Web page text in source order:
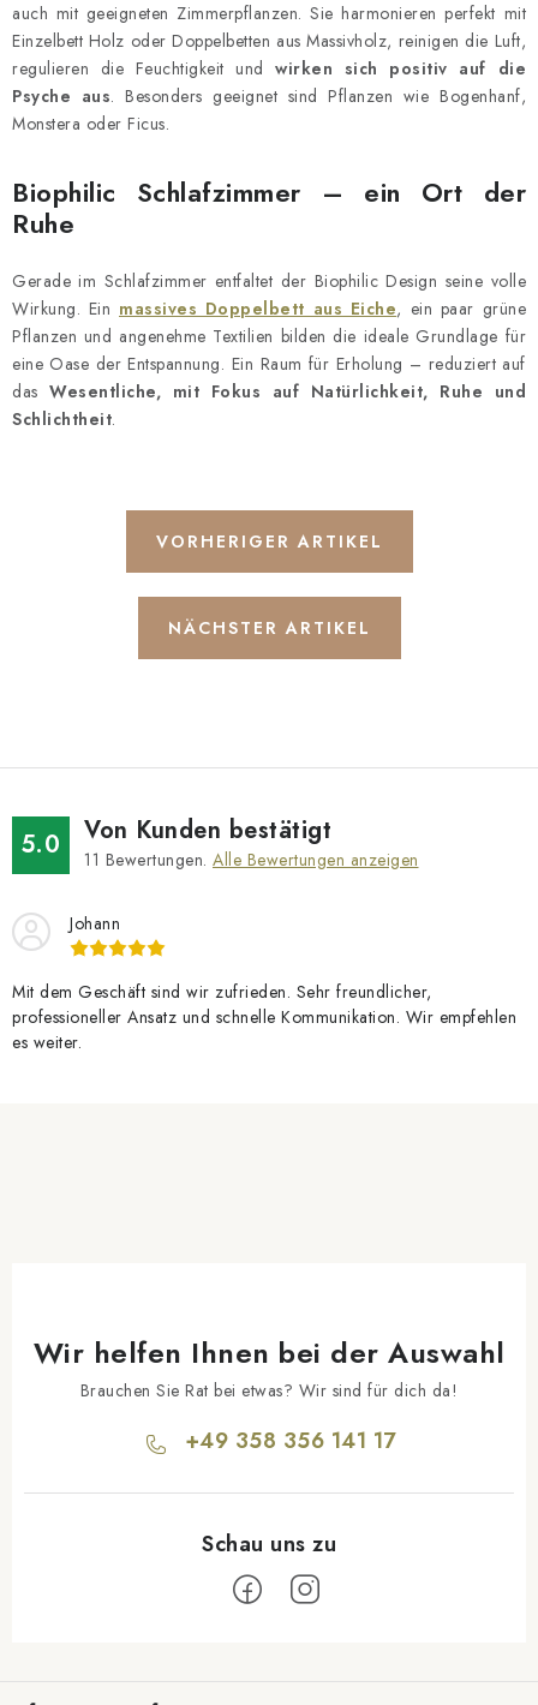
auch mit geeigneten Zimmerpflanzen. Sie harmonieren perfekt mit
Einzelbett Holz oder Doppelbetten aus Massivholz, reinigen die Luft,
regulieren die Feuchtigkeit undwirken sich positiv auf die
Psyche aus. Besonders geeignet sind Pflanzen wie Bogenhanf,
Monstera oder Ficus.
Biophilic Schlafzimmer – ein Ort der
Ruhe
Gerade im Schlafzimmer entfaltet der Biophilic Design seine volle
Wirkung. Ein massives Doppelbett aus Eiche, ein paar grüne
Pflanzen und angenehme Textilien bilden die ideale Grundlage für
eine Oase der Entspannung. Ein Raum für Erholung – reduziert auf
das Wesentliche, mit Fokus auf Natürlichkeit, Ruhe und
Schlichtheit.
VORHERIGER ARTIKEL
NÄCHSTER ARTIKEL
5.0 Von Kunden bestätigt
11 Bewertungen. Alle Bewertungen anzeigen
Johann
Mit dem Geschäft sind wir zufrieden. Sehr freundlicher,
professioneller Ansatz und schnelle Kommunikation. Wir empfehlen
es weiter.
Wir helfen Ihnen bei der Auswahl
Brauchen Sie Rat bei etwas? Wir sind für dich da!
+49 358 356 141 17